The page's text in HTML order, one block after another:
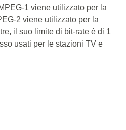
1 viene utilizzato per la
2 viene utilizzato per la
il suo limite di bit-rate è di 1
usati per le stazioni TV e